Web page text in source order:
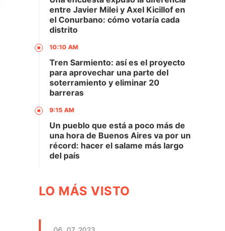
entre Javier Milei y Axel Kicillof en
el Conurbano: cómo votaría cada
distrito
10:10 AM
Tren Sarmiento: así es el proyecto
para aprovechar una parte del
soterramiento y eliminar 20
barreras
9:15 AM
Un pueblo que está a poco más de
una hora de Buenos Aires va por un
récord: hacer el salame más largo
del país
LO MÁS VISTO